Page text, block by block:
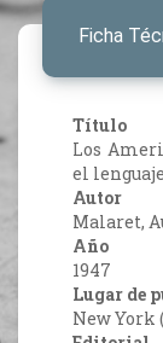
Ficha
Título
Los
el
Autor
Malaret,
Año
1947
Lugar de
New York